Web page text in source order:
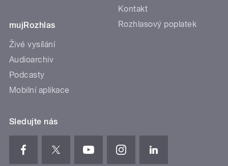
mujRozhlas
Živé vysílání
Audioarchiv
Podcasty
Mobilní aplikace
Kontakt
Rozhlasový poplatek
Sledujte nás